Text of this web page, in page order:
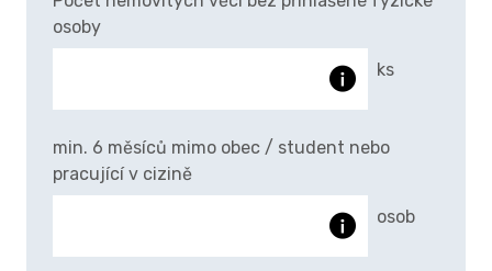
osoby
ks
min. 6 měsíců mimo obec / student nebo
pracující v cizině
osob